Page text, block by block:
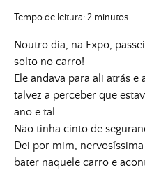
Tempo de leitura:2 minutos
Noutro dia, na Expo,
solto no carro!
Ele andava para ali atrás
talvez a perceber que
ano e tal.
Não tinha cinto de
Dei por mim,
bater naquele carro e